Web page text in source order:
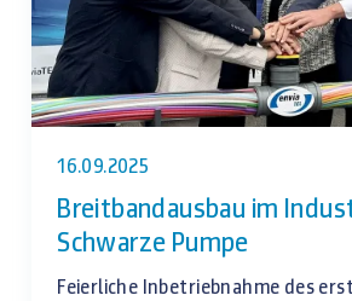
16.09.2025
Breitbandausbau im
Schwarze Pumpe
Feierliche Inbetriebnahme des